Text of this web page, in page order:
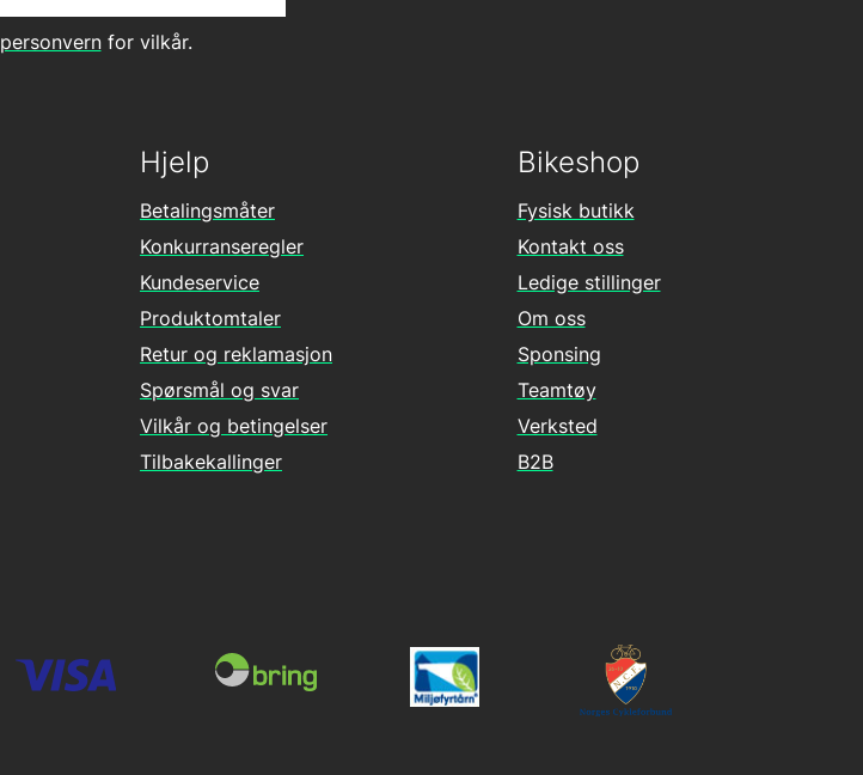
personvernfor vilkår.
Hjelp
Betalingsmåter
Konkurranseregler
Kundeservice
Produktomtaler
Retur og reklamasjon
Spørsmål og svar
Vilkår og betingelser
Tilbakekallinger
Bikeshop
Fysisk butikk
Kontakt oss
Ledige stillinger
Om oss
Sponsing
Teamtøy
Verksted
B2B